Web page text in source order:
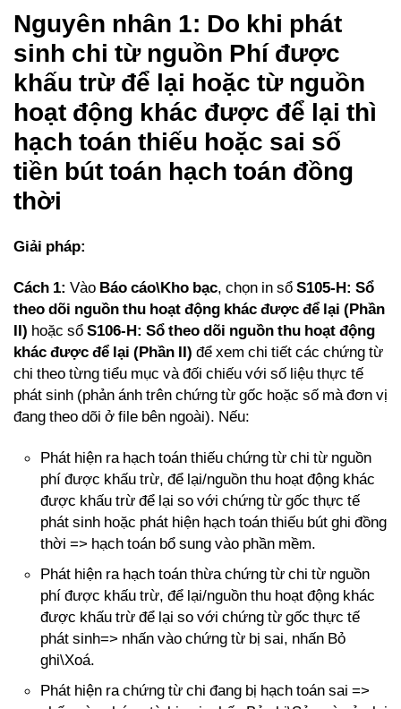
Nguyên nhân 1: Do khi phát
sinh chi từ nguồn Phí được
khấu trừ để lại hoặc từ nguồn
hoạt động khác được để lại thì
hạch toán thiếu hoặc sai số
tiền bút toán hạch toán đồng
thời
Giải pháp:
Cách 1: Vào Báo cáo\Kho bạc, chọn in sổ S105-H: Sổ
theo dõi nguồn thu hoạt động khác được để lại (Phần
II) hoặc sổ S106-H: Sổ theo dõi nguồn thu hoạt động
khác được để lại (Phần II) để xem chi tiết các chứng từ
chi theo từng tiểu mục và đối chiếu với số liệu thực tế
phát sinh (phản ánh trên chứng từ gốc hoặc số mà đơn vị
đang theo dõi ở file bên ngoài). Nếu:
Phát hiện ra hạch toán thiếu chứng từ chi từ nguồn
phí được khấu trừ, để lại/nguồn thu hoạt động khác
được khấu trừ để lại so với chứng từ gốc thực tế
phát sinh hoặc phát hiện hạch toán thiếu bút ghi đồng
thời => hạch toán bổ sung vào phần mềm.
Phát hiện ra hạch toán thừa chứng từ chi từ nguồn
phí được khấu trừ, để lại/nguồn thu hoạt động khác
được khấu trừ để lại so với chứng từ gốc thực tế
phát sinh=> nhấn vào chứng từ bị sai, nhấn Bỏ
ghi\Xoá.
Phát hiện ra chứng từ chi đang bị hạch toán sai =>